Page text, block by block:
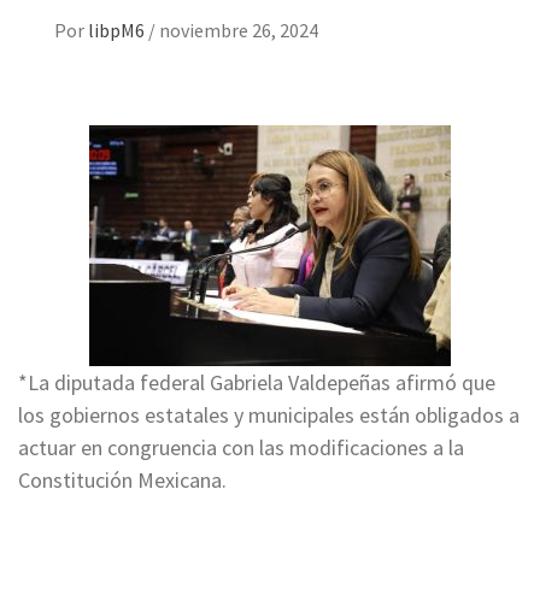
Por libpM6 / noviembre 26, 2024
*La diputada federal Gabriela Valdepeñas afirmó que
los gobiernos estatales y municipales están obligados a
actuar en congruencia con las modificaciones a la
Constitución Mexicana.